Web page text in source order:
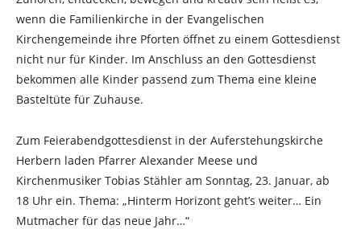
wenn die Familienkirche in der Evangelischen
Kirchengemeinde ihre Pforten öffnet zu einem Gottesdienst
nicht nur für Kinder. Im Anschluss an den Gottesdienst
bekommen alle Kinder passend zum Thema eine kleine
Basteltüte für Zuhause.
Zum Feierabendgottesdienst in der Auferstehungskirche
Herbern laden Pfarrer Alexander Meese und
Kirchenmusiker Tobias Stähler am Sonntag, 23. Januar, ab
18 Uhr ein. Thema: „Hinterm Horizont geht’s weiter… Ein
Mutmacher für das neue Jahr…“